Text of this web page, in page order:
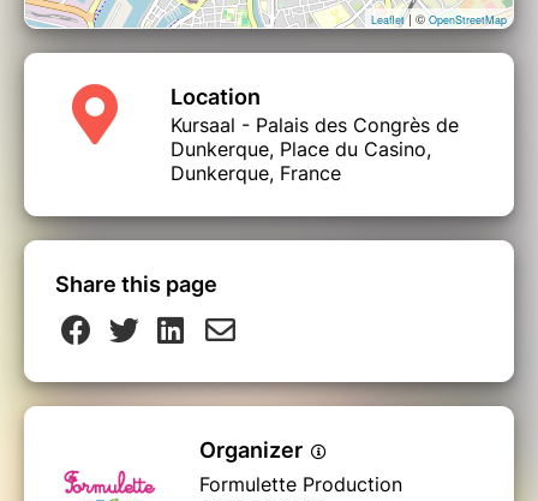
Leaflet| © OpenStreetMap
Location
Kursaal - Palais des Congrès de
Dunkerque, Place du Casino,
Dunkerque, France
Share this page
Organizer
Formulette Production